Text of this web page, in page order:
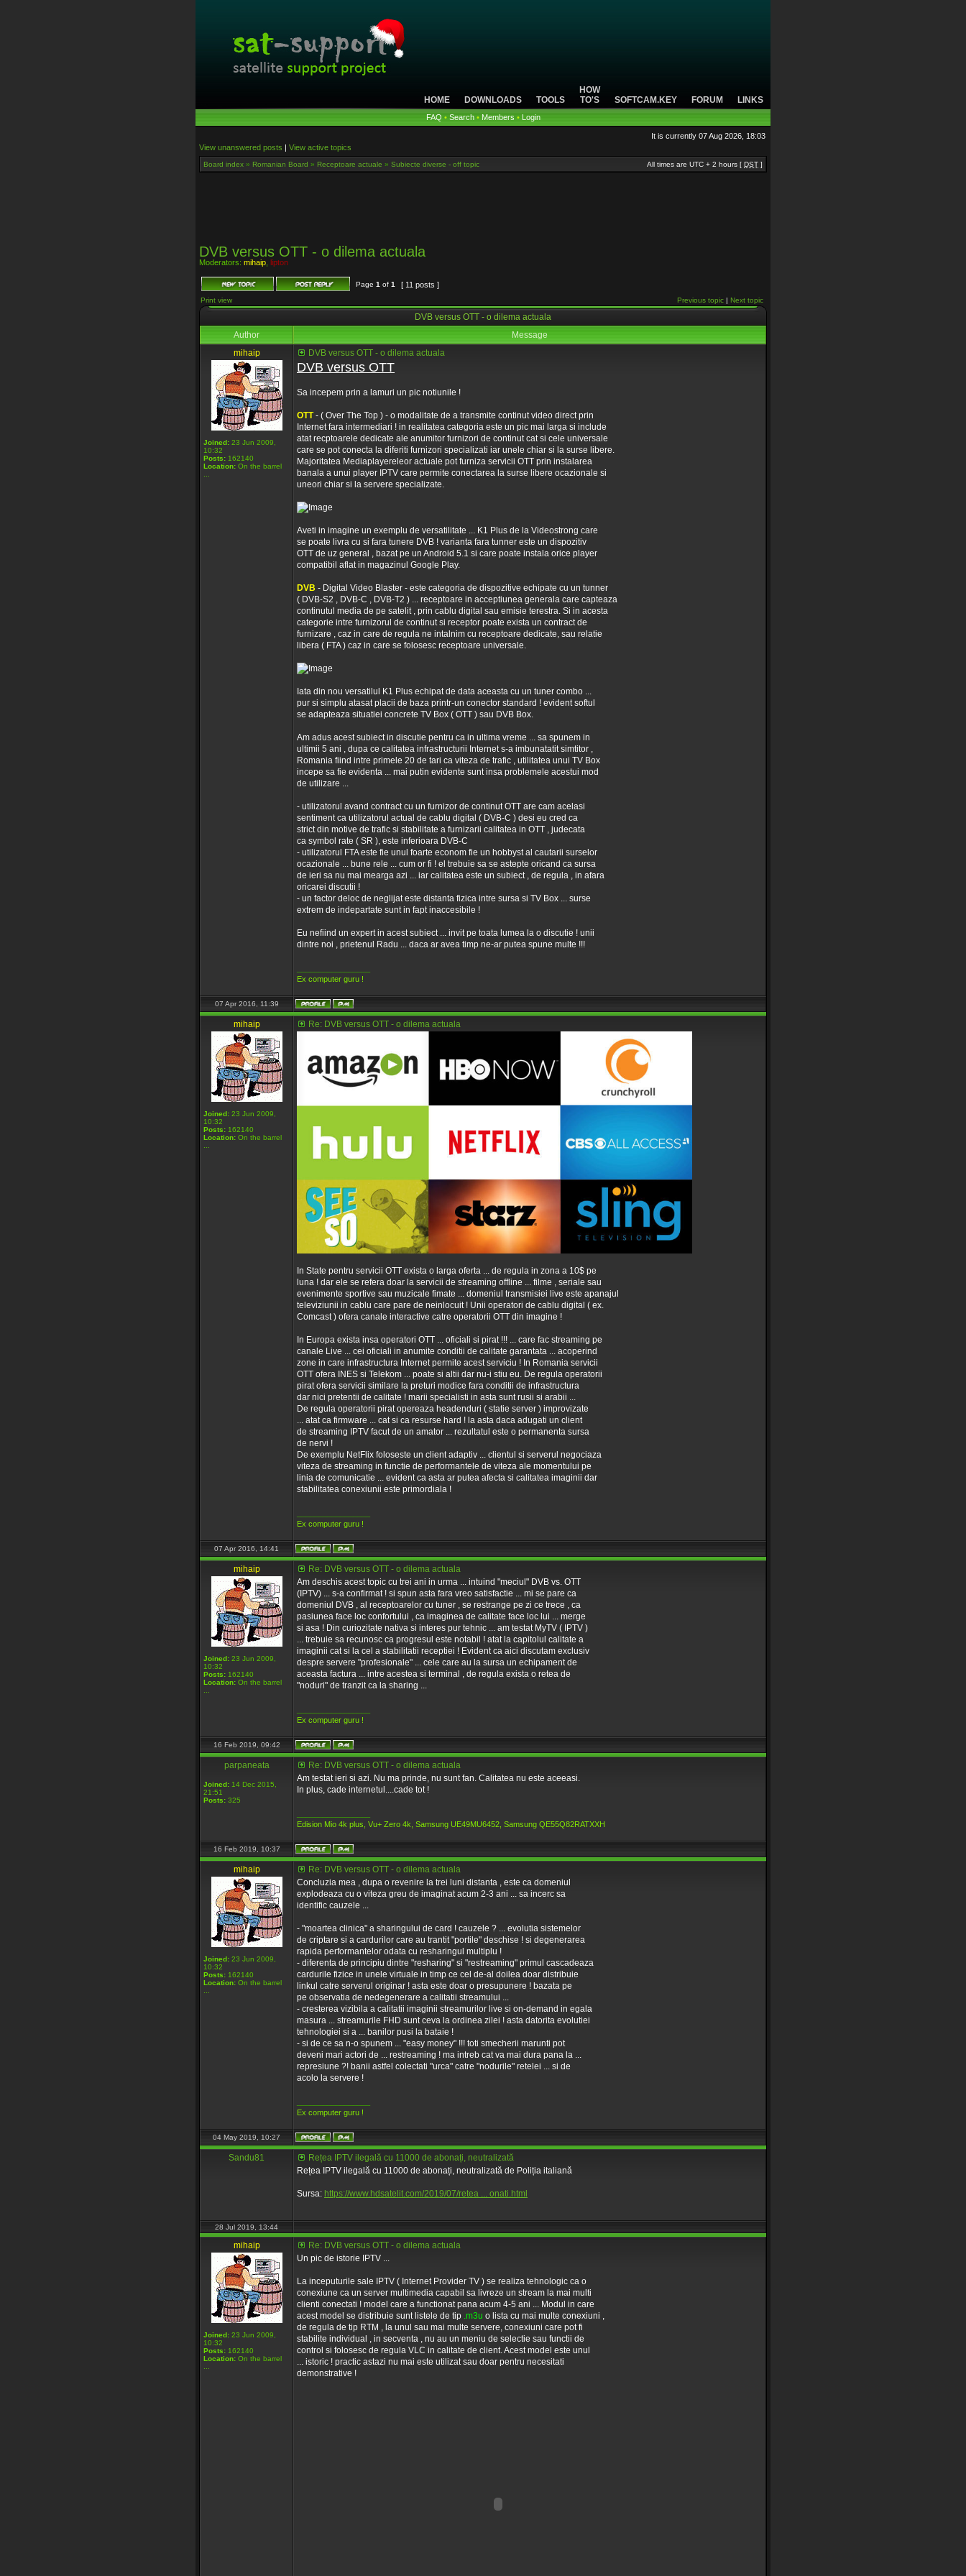
HOME DOWNLOADS TOOLS
HOW
TO'S
SOFTCAM.KEY FORUM LINKS
FAQ • Search• Members • Login
It is currently 07 Aug 2026, 18:03
View unanswered posts | View active topics
Board index » Romanian Board » Receptoare actuale » Subiecte diverse - off topic All times are UTC + 2 hours [ DST ]
DVB versus OTT - o dilema actuala
Moderators: mihaip lipton
Page 1 of 1 [ 11 posts ]
Print view Previous topic | Next topic
DVB versus OTT - o dilema actuala
Author
Message
mihaip
Joined: 23 Jun 2009,
10:32
Posts: 162140
Location: On the barrel
DVB versus OTT - o dilema actuala
DVB versus OTT
Sa incepem prin a lamuri un pic notiunile !
OTT- ( Over The Top ) - o modalitate de a transmite continut video direct prin
Internet fara intermediari ! in realitatea categoria este un pic mai larga si include
atat recptoarele dedicate ale anumitor furnizori de continut cat si cele universale
care se pot conecta la diferiti furnizori specializati iar unele chiar si la surse libere.
Majoritatea Mediaplayereleor actuale pot furniza servicii OTT prin instalarea
banala a unui player IPTV care permite conectarea la surse libere ocazionale si
uneori chiar si la servere specializate.
Aveti in imagine un exemplu de versatilitate ... K1 Plus de la Videostrong care
se poate livra cu si fara tunere DVB ! varianta fara tunner este un dispozitiv
OTT de uz general , bazat pe un Android 5.1 si care poate instala orice player
compatibil aflat in magazinul Google Play.
DVB - Digital Video Blaster - este categoria de dispozitive echipate cu un tunner
( DVB-S2 , DVB-C , DVB-T2 ) ... receptoare in acceptiunea generala care capteaza
continutul media de pe satelit , prin cablu digital sau emisie terestra. Si in acesta
categorie intre furnizorul de continut si receptor poate exista un contract de
furnizare , caz in care de regula ne intalnim cu receptoare dedicate, sau relatie
libera ( FTA ) caz in care se folosesc receptoare universale.
Iata din nou versatilul K1 Plus echipat de data aceasta cu un tuner combo ...
pur si simplu atasat placii de baza printr-un conector standard ! evident softul
se adapteaza situatiei concrete TV Box ( OTT ) sau DVB Box.
Am adus acest subiect in discutie pentru ca in ultima vreme ... sa spunem in
ultimii 5 ani , dupa ce calitatea infrastructurii Internet s-a imbunatatit simtitor ,
Romania fiind intre primele 20 de tari ca viteza de trafic , utilitatea unui TV Box
incepe sa fie evidenta ... mai putin evidente sunt insa problemele acestui mod
de utilizare ...
- utilizatorul avand contract cu un furnizor de continut OTT are cam acelasi
sentiment ca utilizatorul actual de cablu digital ( DVB-C ) desi eu cred ca
strict din motive de trafic si stabilitate a furnizarii calitatea in OTT , judecata
ca symbol rate ( SR ), este inferioara DVB-C
- utilizatorul FTA este fie unul foarte econom fie un hobbyst al cautarii surselor
ocazionale ... bune rele ... cum or fi ! el trebuie sa se astepte oricand ca sursa
de ieri sa nu mai mearga azi ... iar calitatea este un subiect , de regula , in afara
oricarei discutii !
- un factor deloc de neglijat este distanta fizica intre sursa si TV Box ... surse
extrem de indepartate sunt in fapt inaccesibile !
Eu nefiind un expert in acest subiect ... invit pe toata lumea la o discutie ! unii
dintre noi , prietenul Radu ... daca ar avea timp ne-ar putea spune multe !!!
Ex computer guru !
07 Apr 2016, 11:39
mihaip
Joined: 23 Jun 2009,
10:32
Posts: 162140
Location: On the barrel
Re: DVB versus OTT - o dilema actuala
In State pentru servicii OTT exista o larga oferta ... de regula in zona a 10$ pe
luna ! dar ele se refera doar la servicii de streaming offline ... filme , seriale sau
evenimente sportive sau muzicale fimate ... domeniul transmisiei live este apanajul
televiziunii in cablu care pare de neinlocuit ! Unii operatori de cablu digital ( ex.
Comcast ) ofera canale interactive catre operatorii OTT din imagine !
In Europa exista insa operatori OTT ... oficiali si pirat !!! ... care fac streaming pe
canale Live ... cei oficiali in anumite conditii de calitate garantata ... acoperind
zone in care infrastructura Internet permite acest serviciu ! In Romania servicii
OTT ofera INES si Telekom ... poate si altii dar nu-i stiu eu. De regula operatorii
pirat ofera servicii similare la preturi modice fara conditii de infrastructura
dar nici pretentii de calitate ! marii specialisti in asta sunt rusii si arabii ...
De regula operatorii pirat opereaza headenduri ( statie server ) improvizate
... atat ca firmware ... cat si ca resurse hard ! la asta daca adugati un client
de streaming IPTV facut de un amator ... rezultatul este o permanenta sursa
de nervi !
De exemplu NetFlix foloseste un client adaptiv ... clientul si serverul negociaza
viteza de streaming in functie de performantele de viteza ale momentului pe
linia de comunicatie ... evident ca asta ar putea afecta si calitatea imaginii dar
stabilitatea conexiunii este primordiala !
Ex computer guru !
07 Apr 2016, 14:41
mihaip
Joined: 23 Jun 2009,
10:32
Posts: 162140
Location: On the barrel
Re: DVB versus OTT - o dilema actuala
Am deschis acest topic cu trei ani in urma ... intuind "meciul" DVB vs. OTT
(IPTV) ... s-a confirmat ! si spun asta fara vreo satisfactie ... mi se pare ca
domeniul DVB , al receptoarelor cu tuner , se restrange pe zi ce trece , ca
pasiunea face loc confortului , ca imaginea de calitate face loc lui ... merge
si asa ! Din curiozitate nativa si interes pur tehnic ... am testat MyTV ( IPTV )
... trebuie sa recunosc ca progresul este notabil ! atat la capitolul calitate a
imaginii cat si la cel a stabilitatii receptiei ! Evident ca aici discutam exclusiv
despre servere "profesionale" ... cele care au la sursa un echipament de
aceasta factura ... intre acestea si terminal , de regula exista o retea de
"noduri" de tranzit ca la sharing ...
Ex computer guru !
16 Feb 2019, 09:42
parpaneata
Joined: 14 Dec 2015,
21:51
Posts: 325
Re: DVB versus OTT - o dilema actuala
Am testat ieri si azi. Nu ma prinde, nu sunt fan. Calitatea nu este aceeasi.
In plus, cade internetul....cade tot !
Edision Mio 4k plus, Vu+ Zero 4k, Samsung UE49MU6452, Samsung QE55Q82RATXXH
16 Feb 2019, 10:37
mihaip
Joined: 23 Jun 2009,
10:32
Posts: 162140
Location: On the barrel
Re: DVB versus OTT - o dilema actuala
Concluzia mea , dupa o revenire la trei luni distanta , este ca domeniul
explodeaza cu o viteza greu de imaginat acum 2-3 ani ... sa incerc sa
identific cauzele ...
- "moartea clinica" a sharingului de card ! cauzele ? ... evolutia sistemelor
de criptare si a cardurilor care au trantit "portile" deschise ! si degenerarea
rapida performantelor odata cu resharingul multiplu !
- diferenta de principiu dintre "resharing" si "restreaming" primul cascadeaza
cardurile fizice in unele virtuale in timp ce cel de-al doilea doar distribuie
linkul catre serverul originar ! asta este doar o presupunere ! bazata pe
pe observatia de nedegenerare a calitatii streamului ...
- cresterea vizibila a calitatii imaginii streamurilor live si on-demand in egala
masura ... streamurile FHD sunt ceva la ordinea zilei ! asta datorita evolutiei
tehnologiei si a ... banilor pusi la bataie !
- si de ce sa n-o spunem ... "easy money" !!! toti smecherii marunti pot
deveni mari actori de ... restreaming ! ma intreb cat va mai dura pana la ...
represiune ?! banii astfel colectati "urca" catre "nodurile" retelei ... si de
acolo la servere !
Ex computer guru !
04 May 2019, 10:27
Sandu81
Rețea IPTV ilegală cu 11000 de abonați, neutralizată
Rețea IPTV ilegală cu 11000 de abonați, neutralizată de Poliția italiană
Sursa: https://www.hdsatelit.com/2019/07/retea ... onati.html
28 Jul 2019, 13:44
mihaip
Joined: 23 Jun 2009,
10:32
Posts: 162140
Location: On the barrel
Re: DVB versus OTT - o dilema actuala
Un pic de istorie IPTV ...
La inceputurile sale IPTV ( Internet Provider TV ) se realiza tehnologic ca o
conexiune ca un server multimedia capabil sa livreze un stream la mai multi
clienti conectati ! model care a functionat pana acum 4-5 ani ... Modul in care
acest model se distribuie sunt listele de tip .m3u o lista cu mai multe conexiuni ,
de regula de tip RTM , la unul sau mai multe servere, conexiuni care pot fi
stabilite individual , in secventa , nu au un meniu de selectie sau functii de
control si folosesc de regula VLC in calitate de client. Acest model este unul
... istoric ! practic astazi nu mai este utilizat sau doar pentru necesitati
demonstrative !